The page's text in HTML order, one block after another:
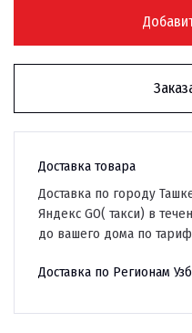
Доставка товара
Доставка по городу
Яндекс GO( такси) в
до вашего дома по
Доставка по Регионам